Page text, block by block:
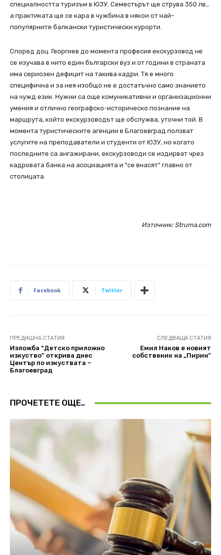
специалността туризъм в ЮЗУ. Семестърът ще струва 350 лв.,
а практиката ще се кара в чужбина в някои от най-
популярните балкански туристически курорти.
Според доц. Георгиев до момента професия екскурзовод не
се изучава в нито един български вуз и от години в страната
има сериозен дефицит на такива кадри. Тя е много
специфична и за нея изобщо не е достатъчно само знанието
на чужд език. Нужни са още комуникативни и организационни
умения и отлично географско-историческо познание на
маршрута, който екскурзоводът ще обслужва, уточни той. В
момента туристическите агенции в Благоевград ползват
услугите на преподаватели и студенти от ЮЗУ, но когато
последните са ангажирани, екскурзоводи се издирват чрез
кадровата банка на асоциацията и “се внасят” главно от
столицата.
Източник: Struma.com
Facebook Twitter
ПРЕДИШНА СТАТИЯ
Изложба “Детско приложно
изкуство” открива днес
Център по изкуствата –
Благоевград
СЛЕДВАЩА СТАТИЯ
Емил Наков е новият
собственик на „Пирин”
ПРОЧЕТЕТЕ ОЩЕ..